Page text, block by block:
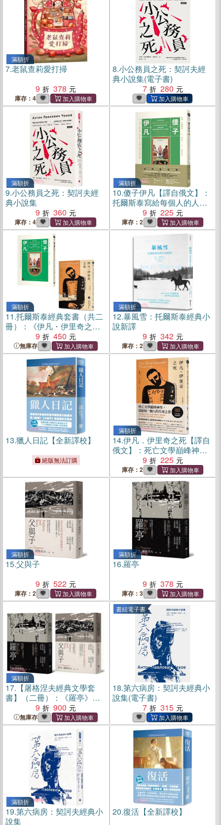
滿額折
7.老鼠查莉愛打掃
9
378
庫存：4
8.小公務員之死：契訶夫經
典小說集(電子書)
7
280
滿額折
9.小公務員之死：契訶夫經
典小說集
9
360
庫存：4
滿額折
10.傻子伊凡【譯自俄文】：
托爾斯泰寫給每個人的人生
寓言？增訂版收錄鐘穎（愛
智者）專文導讀
9 225
庫存：2
滿額折
11.托爾斯泰經典套書（共二
冊）：《伊凡・伊里奇之
死》、《傻子伊凡》
9 450
無庫存
滿額折
12.暴風雪：托爾斯泰經典小
說新譯
9
342
庫存：2
13.獵人日記【全新譯校】
絕版無法訂購
滿額折
14.伊凡．伊里奇之死【譯自
俄文】：死亡文學巔峰神
作，寫給每一個人的生命之
書－特別收錄鐘穎（愛智
者）深讀推薦專文
9 225
庫存：2
滿額折
15.父與子
9
522
庫存：2
滿額折
16.羅亭
9
378
庫存：3
滿額折
17. 【屠格涅夫經典文學套
書】（二冊）：《羅亭》＋
《父與子》
9 900
無庫存
書紐電子書
18.第六病房：契訶夫經典小
說集(電子書)
7
315
滿額折
19.第六病房：契訶夫經典小
說集
20.復活【全新譯校】